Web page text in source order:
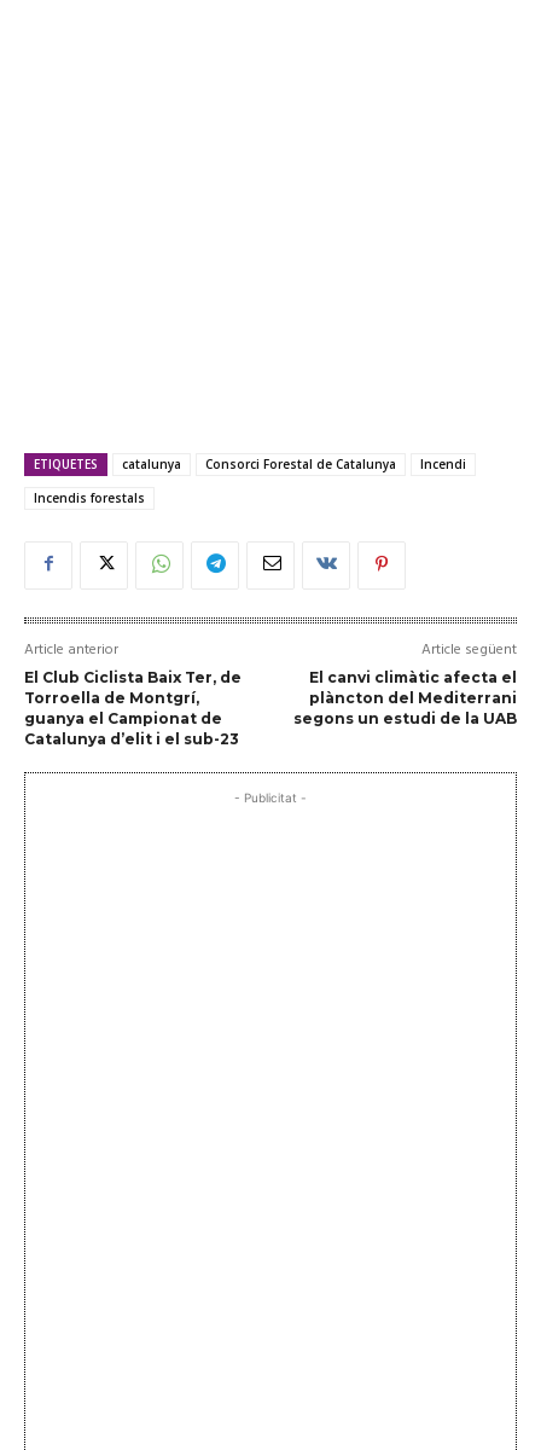
ETIQUETES catalunya Consorci Forestal de Catalunya
Incendi
Incendis forestals
Article anterior
El Club Ciclista Baix Ter, de
Torroella de Montgrí,
guanya el Campionat de
Catalunya d’elit i el sub-23
Article següent
El canvi climàtic afecta el
plàncton del Mediterrani
segons un estudi de la UAB
- Publicitat -